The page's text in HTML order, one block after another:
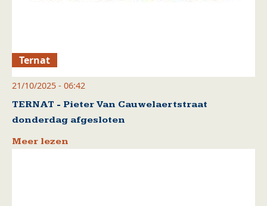
Ternat
21/10/2025 - 06:42
TERNAT - Pieter Van Cauwelaertstraat
donderdag afgesloten
Meer lezen